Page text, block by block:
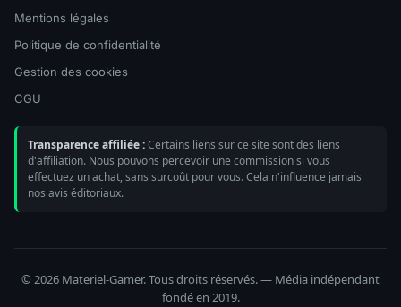
Mentions légales
Politique de confidentialité
Gestion des cookies
CGU
Transparence affiliée :Certains liens sur ce site sont des liens
d'affiliation. Nous pouvons percevoir une commission si vous
effectuez un achat, sans surcoût pour vous. Cela n'influence jamais
nos avis éditoriaux.
© 2026 Materiel-Gamer. Tous droits réservés. — Média indépendant
fondé en 2019.